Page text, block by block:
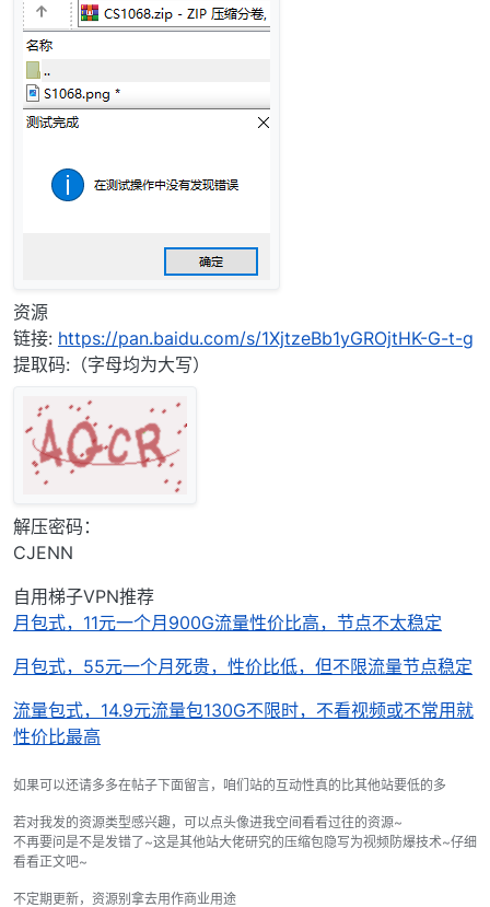
资源
链接: https://pan.baidu.com/s/1XjtzeBb1yGROjtHK-G-t-g
提取码:（字母均为大写）
解压密码：
CJENN
自用梯子VPN推荐
月包式，11元一个月900G流量性价比高，节点不太稳定
月包式，55元一个月死贵，性价比低，但不限流量节点稳定
流量包式，14.9元流量包130G不限时，不看视频或不常用就
性价比最高
如果可以还请多多在帖子下面留言，咱们站的互动性真的比其他站要低的多
若对我发的资源类型感兴趣，可以点头像进我空间看看过往的资源~
不再要问是不是发错了~这是其他站大佬研究的压缩包隐写为视频防爆技术~仔细
看看正文吧~
不定期更新，资源别拿去用作商业用途